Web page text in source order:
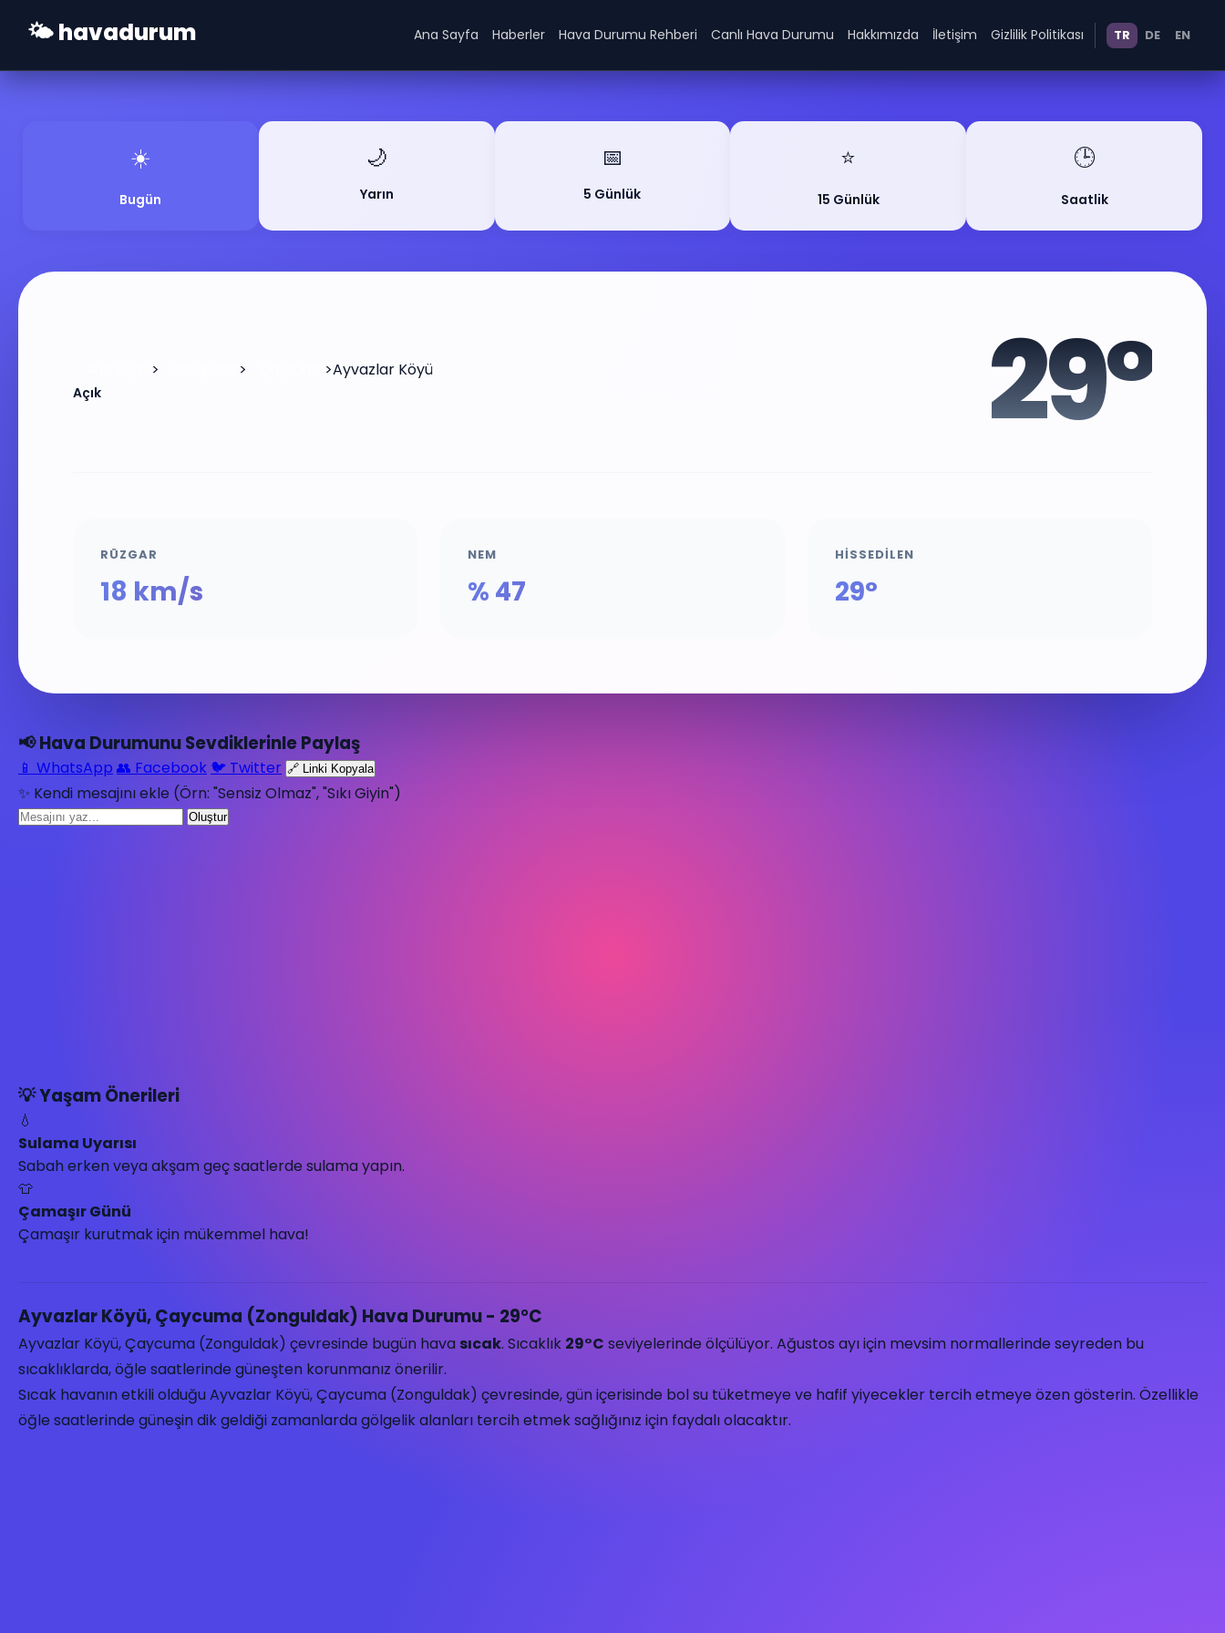
🌤️ havadurum Ana Sayfa Haberler Hava Durumu Rehberi Canlı Hava Durumu Hakkımızda İletişim Gizlilik Politikası TR DE EN
☀️
Bugün
🌙
Yarın
📅
5 Günlük
⭐
15 Günlük
🕒
Saatlik
> > >Ayvazlar Köyü
Açık 29°
RÜZGAR
18 km/s
NEM
% 47
HISSEDILEN
29°
📢 Hava Durumunu Sevdiklerinle Paylaş
📱 WhatsApp 👥 Facebook 🐦 Twitter 🔗 Linki Kopyala
✨ Kendi mesajını ekle (Örn: "Sensiz Olmaz", "Sıkı Giyin")
Oluştur
💡 Yaşam Önerileri
💧
Sulama Uyarısı
Sabah erken veya akşam geç saatlerde sulama yapın.
👕
Çamaşır Günü
Çamaşır kurutmak için mükemmel hava!
Ayvazlar Köyü, Çaycuma (Zonguldak) Hava Durumu - 29°C
Ayvazlar Köyü, Çaycuma (Zonguldak) çevresinde bugün hava sıcak. Sıcaklık 29°C seviyelerinde ölçülüyor. Ağustos ayı için mevsim normallerinde seyreden bu
sıcaklıklarda, öğle saatlerinde güneşten korunmanız önerilir.
Sıcak havanın etkili olduğu Ayvazlar Köyü, Çaycuma (Zonguldak) çevresinde, gün içerisinde bol su tüketmeye ve hafif yiyecekler tercih etmeye özen gösterin. Özellikle
öğle saatlerinde güneşin dik geldiği zamanlarda gölgelik alanları tercih etmek sağlığınız için faydalı olacaktır.